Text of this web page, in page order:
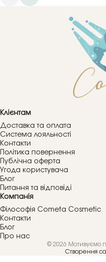
Клієнтам
Доставка та оплата
Система лояльності
Контакти
Політика повернення
Публічна оферта
Угода користувача
Блог
Питання та відповіді
Компанія
Філософія Cometa Cosmetic
Контакти
Блог
Про нас
© 2026 Мотивуємо
Створення